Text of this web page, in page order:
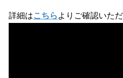
詳細はこちら よりご確認いただ